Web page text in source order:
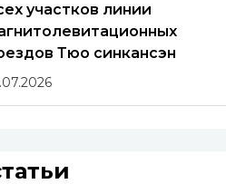
участков линии
Тюо синкансэн